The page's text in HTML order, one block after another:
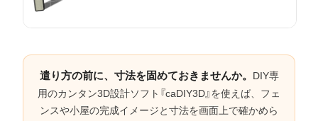
遣り方の前に、寸法を固めておきませんか。
DIY専
用のカンタン3D設計ソフト『caDIY3D』を使えば、フェ
ンスや小屋の完成イメージと寸法を画面上で確かめら